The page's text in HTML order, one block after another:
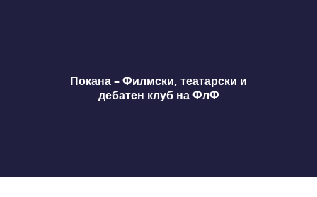
Покана – Филмски, театарски и
дебатен клуб на ФлФ